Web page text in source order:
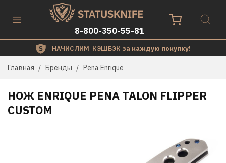
8-800-350-55-81
НАЧИСЛИМ КЭШБЭК за каждую покупку!
Главная Бренды Pena Enrique
НОЖ ENRIQUE PENA TALON FLIPPER
CUSTOM